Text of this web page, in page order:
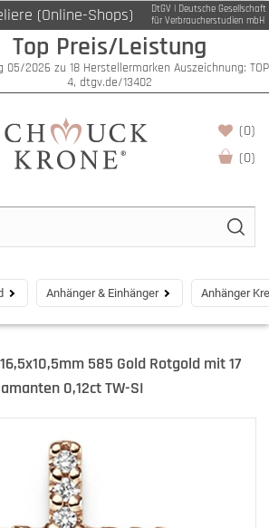
(Online-Shops)
DtGV | Deutsche Gesellschaft
für Verbraucherstudien mbH
Top Preis/Leistung
05/2026 zu 18 Herstellermarken Auszeichnung: TOP
4, dtgv.de/13402
(0)
(0)
Anhänger & Einhänger Anhänger
585 Gold Rotgold mit 17
0,12ct TW-SI